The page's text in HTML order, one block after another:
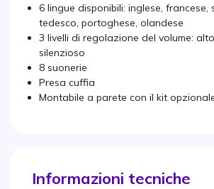
6 lingue disponibili: inglese, francese,
tedesco, portoghese, olandese
3 livelli di regolazione del volume:
silenzioso
8 suonerie
Presa cuffia
Montabile a parete con il kit
Informazioni tecniche